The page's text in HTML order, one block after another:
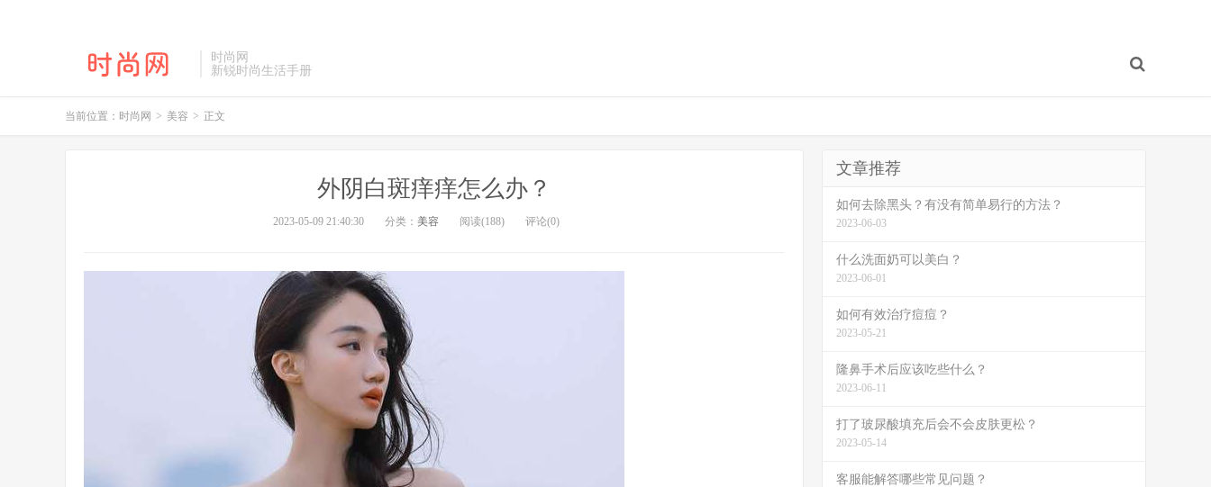
时尚网
新锐时尚生活手册
当前位置： 时尚网 > 美容 > 正文
外阴白斑痒痒怎么办？
2023-05-09 21:40:30 分类： 美容 阅读(188) 评论(0)
文章推荐
如何去除黑头？有没有简单易行的方法？
2023-06-03
什么洗面奶可以美白？
2023-06-01
如何有效治疗痘痘？
2023-05-21
隆鼻手术后应该吃些什么？
2023-06-11
打了玻尿酸填充后会不会皮肤更松？
2023-05-14
客服能解答哪些常见问题？